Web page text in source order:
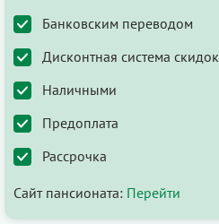
Банковским переводом
Дисконтная система скидок
Наличными
Предоплата
Рассрочка
Сайт пансионата: Перейти